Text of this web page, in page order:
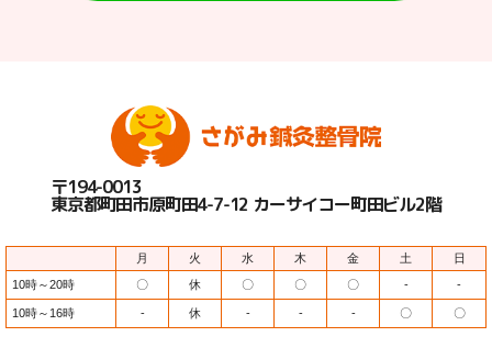
〒194-0013
東京都町田市原町田4-7-12 カーサイコー町田ビル2階
月 火 水 木 金 土
日
10時～20時
〇 休 〇 〇 〇 - -
10時～16時 - 休 - - - 〇 〇